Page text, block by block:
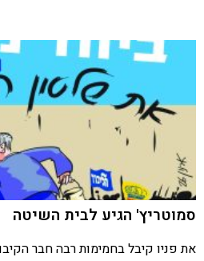
סמוטריץ' הגיע לבית השיטה
את פניו קיבל בחמימות רבה חבר